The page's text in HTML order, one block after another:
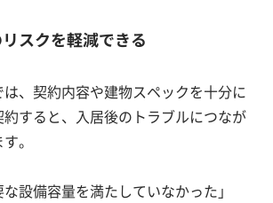
スクを軽減できる
、契約内容や建物スペックを十分に
すると、入居後のトラブルにつなが
。
設備容量を満たしていなかった」